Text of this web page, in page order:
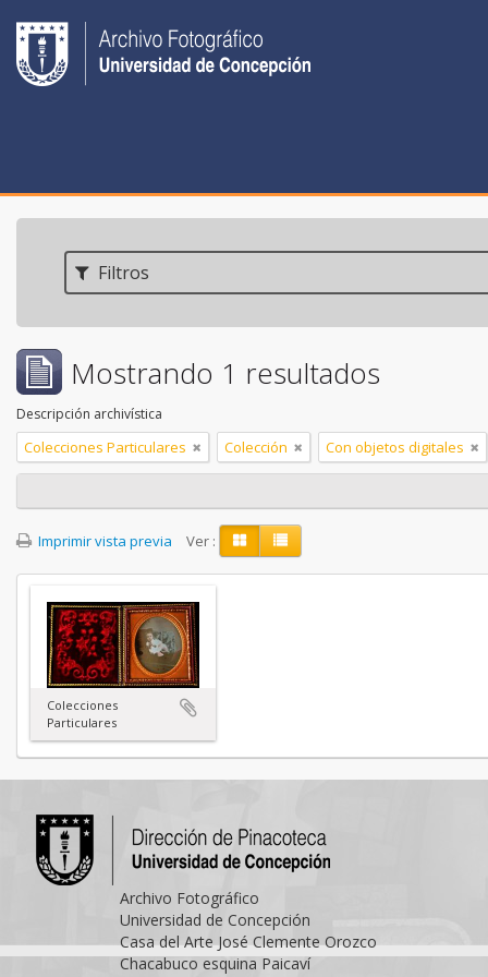
Filtros
Mostrando 1 resultados
Descripción archivística
Colecciones Particulares Colección Con objetos digitales
Imprimir vista previa Ver :
Colecciones
Particulares
Archivo Fotográfico
Universidad de Concepción
Casa del Arte José Clemente Orozco
Chacabuco esquina Paicaví